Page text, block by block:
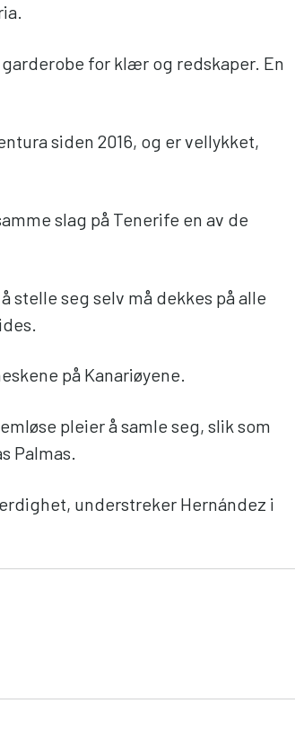
for klær og redskaper. En
siden 2016, og er vellykket,
slag på Tenerife en av de
stelle seg selv må dekkes på alle
på Kanariøyene.
pleier å samle seg, slik som
Palmas.
understreker Hernández i